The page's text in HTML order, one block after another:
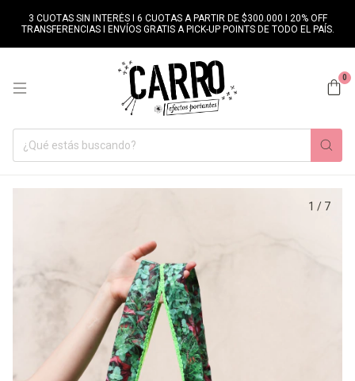
3 CUOTAS SIN INTERÉS I 6 CUOTAS A PARTIR DE $300.000 I 20% OFF
TRANSFERENCIAS I ENVÍOS GRATIS A PICK-UP POINTS DE TODO EL PAÍS.
0
1 / 7